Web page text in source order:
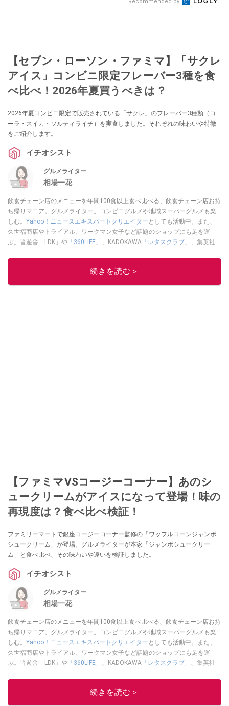
【セブン・ローソン・ファミマ】「サクレ
アイス」コンビニ限定フレーバー3種を食
べ比べ！2026年夏買うべきは？
2026年夏コンビニ限定で販売されている「サクレ」のフレーバー3種類（コ
ーラ・スイカ・ソルティライチ）を実食しました。それぞれの味わいや特徴
をご紹介します。
イチオシスト
グルメライター
相場一花
飲食チェーン店のメニューを年間100食以上食べ比べる、飲食チェーン店お持
ち帰りマニア。グルメライター。コンビニグルメや地域スーパーグルメも楽
しむ。 Yahoo！ニュースエキスパートクリエイター としても活動中。また、
久世福商店やトライアル、ワークマン女子など話題のショップにも足を運
ぶ。晋遊舎「LDK」や 「360LiFE」 、KADOKAWA 「レタスクラブ」
、集英社
ルメライター、食の専門家として出演実績あり。
続きを読む＞
【ファミマVSコージーコーナー】あのシ
ュークリームがアイスになって登場！味の
再現度は？食べ比べ検証！
ファミリーマートで銀座コージーコーナー監修の「ワッフルコーンジャンボ
シュークリーム」が登場。グルメライターが本家「ジャンボシュークリー
ム」と食べ比べ、その味わいや違いを検証しました。
イチオシスト
グルメライター
相場一花
飲食チェーン店のメニューを年間100食以上食べ比べる、飲食チェーン店お持
ち帰りマニア。グルメライター。コンビニグルメや地域スーパーグルメも楽
しむ。 Yahoo！ニュースエキスパートクリエイター としても活動中。また、
久世福商店やトライアル、ワークマン女子など話題のショップにも足を運
ぶ。晋遊舎「LDK」や 「360LiFE」 、KADOKAWA 「レタスクラブ」
、集英社
ルメライター、食の専門家として出演実績あり。
続きを読む＞